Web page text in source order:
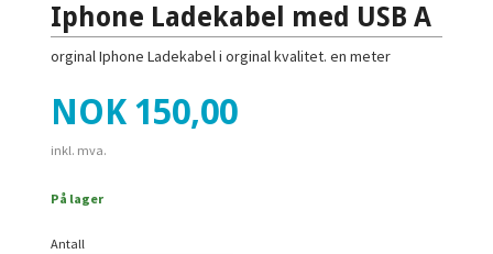
Iphone Ladekabel med USB A
orginal Iphone Ladekabel i orginal kvalitet. en meter
Pris
NOK 150,00
inkl. mva.
På lager
Antall